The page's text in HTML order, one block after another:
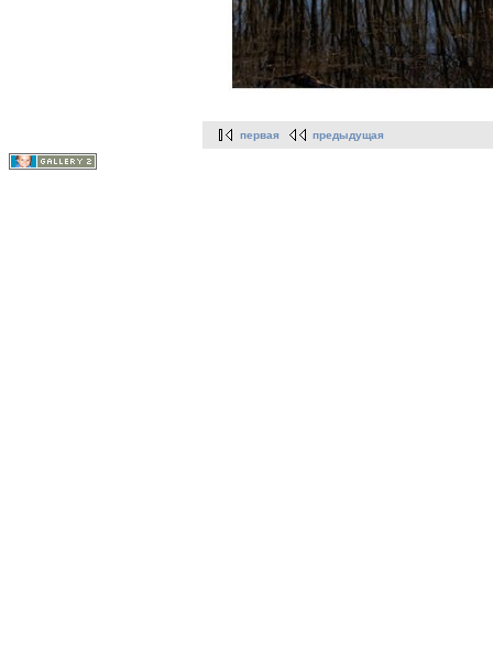
первая предыдущая